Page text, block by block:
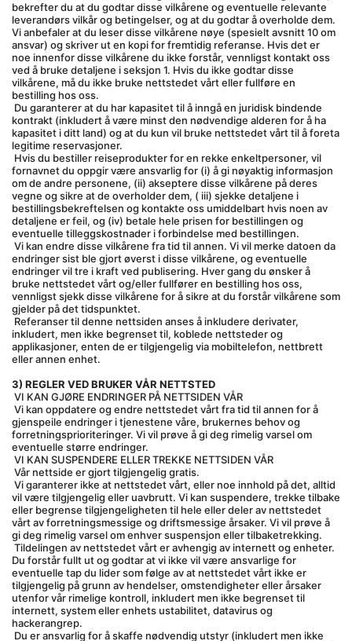
bekrefter du at du godtar disse vilkårene og eventuelle relevante
leverandørs vilkår og betingelser, og at du godtar å overholde dem.
Vi anbefaler at du leser disse vilkårene nøye (spesielt avsnitt 10 om
ansvar) og skriver ut en kopi for fremtidig referanse. Hvis det er
noe innenfor disse vilkårene du ikke forstår, vennligst kontakt oss
ved å bruke detaljene i seksjon 1. Hvis du ikke godtar disse
vilkårene, må du ikke bruke nettstedet vårt eller fullføre en
bestilling hos oss.
kontrakt (inkludert å være minst den nødvendige alderen for å ha
kapasitet i ditt land) og at du kun vil bruke nettstedet vårt til å foreta
legitime reservasjoner.
fornavnet du oppgir være ansvarlig for (i) å gi nøyaktig informasjon
om de andre personene, (ii) akseptere disse vilkårene på deres
vegne og sikre at de overholder dem, ( iii) sjekke detaljene i
bestillingsbekreftelsen og kontakte oss umiddelbart hvis noen av
detaljene er feil, og (iv) betale hele prisen for bestillingen og
eventuelle tilleggskostnader i forbindelse med bestillingen.
endringer sist ble gjort øverst i disse vilkårene, og eventuelle
endringer vil tre i kraft ved publisering. Hver gang du ønsker å
bruke nettstedet vårt og/eller fullfører en bestilling hos oss,
vennligst sjekk disse vilkårene for å sikre at du forstår vilkårene som
gjelder på det tidspunktet.
inkludert, men ikke begrenset til, koblede nettsteder og
applikasjoner, enten de er tilgjengelig via mobiltelefon, nettbrett
eller annen enhet.
3) REGLER VED BRUKER VÅR NETTSTED
VI KAN GJØRE ENDRINGER PÅ NETTSIDEN VÅR
gjenspeile endringer i tjenestene våre, brukernes behov og
forretningsprioriteringer. Vi vil prøve å gi deg rimelig varsel om
eventuelle større endringer.
VI KAN SUSPENDERE ELLER TREKKE NETTSIDEN VÅR
Vår nettside er gjort tilgjengelig gratis.
vil være tilgjengelig eller uavbrutt. Vi kan suspendere, trekke tilbake
eller begrense tilgjengeligheten til hele eller deler av nettstedet
vårt av forretningsmessige og driftsmessige årsaker. Vi vil prøve å
gi deg rimelig varsel om enhver suspensjon eller tilbaketrekking.
Du forstår fullt ut og godtar at vi ikke vil være ansvarlige for
eventuelle tap du lider som følge av at nettstedet vårt ikke er
tilgjengelig på grunn av hendelser, omstendigheter eller årsaker
utenfor vår rimelige kontroll, inkludert men ikke begrenset til
internett, system eller enhets ustabilitet, datavirus og
hackerangrep.